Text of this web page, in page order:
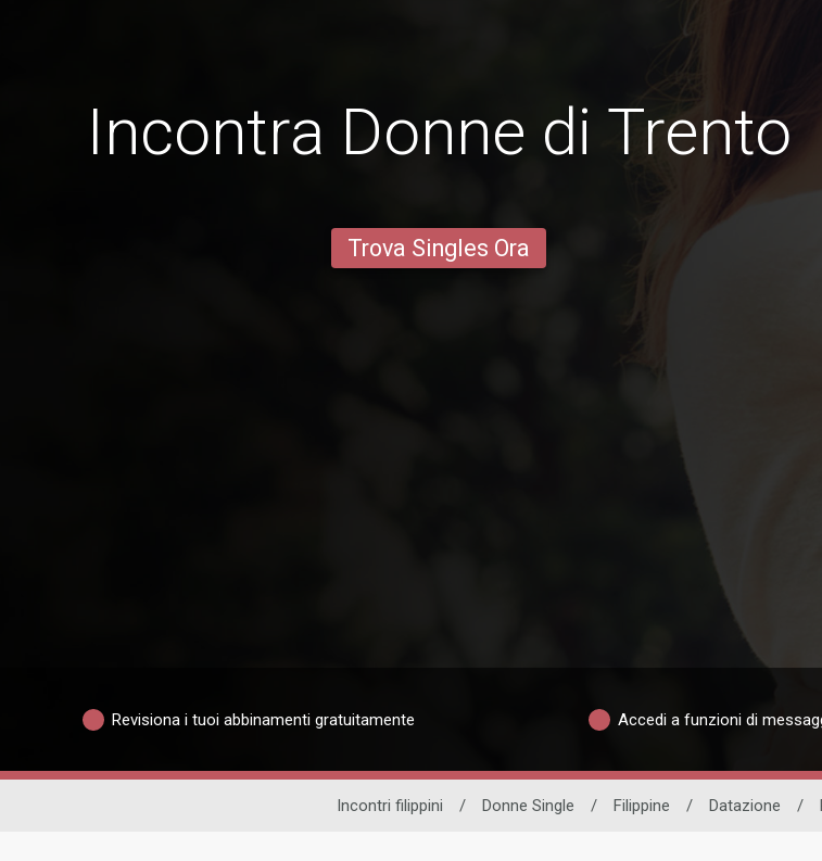
Incontra Donne di Trento
Trova Singles Ora
Revisiona i tuoi abbinamenti gratuitamente Accedi a funzioni di
Incontri filippini / Donne Single / Filippine / Datazione /